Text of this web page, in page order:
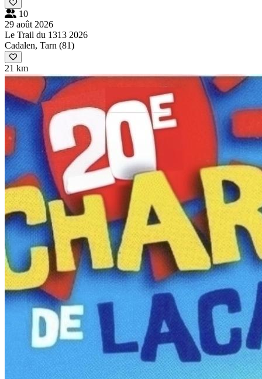
10
29 août 2026
Le Trail du 1313 2026
Cadalen, Tarn (81)
21 km